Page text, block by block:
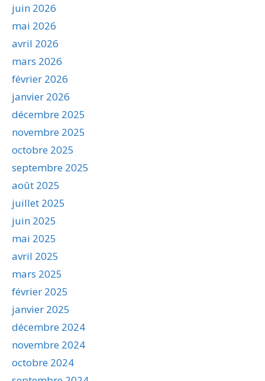
juin 2026
mai 2026
avril 2026
mars 2026
février 2026
janvier 2026
décembre 2025
novembre 2025
octobre 2025
septembre 2025
août 2025
juillet 2025
juin 2025
mai 2025
avril 2025
mars 2025
février 2025
janvier 2025
décembre 2024
novembre 2024
octobre 2024